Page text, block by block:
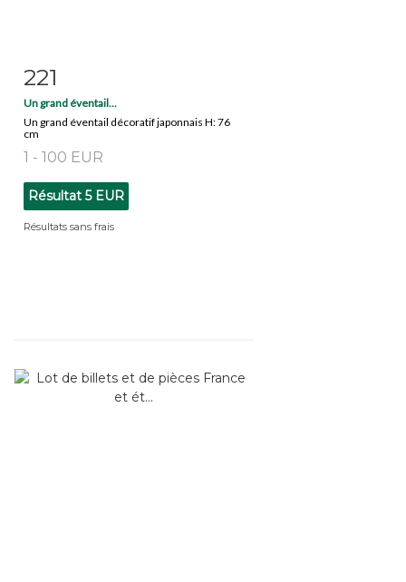
Fiche détaillée
221
Un grand éventail...
Un grand éventail décoratif japonnais H: 76
cm
1 - 100 EUR
Résultat 5 EUR
Résultats sans frais